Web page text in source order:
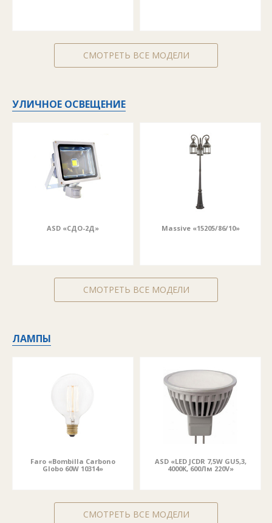
СМОТРЕТЬ ВСЕ МОДЕЛИ
УЛИЧНОЕ ОСВЕЩЕНИЕ
ASD «СДО-2Д» Massive «15205/86/10»
СМОТРЕТЬ ВСЕ МОДЕЛИ
ЛАМПЫ
Faro «Bombilla Carbono
Globo 60W 10314»
ASD «LED JCDR 7,5W GU5,3,
4000K, 600Лм 220V»
СМОТРЕТЬ ВСЕ МОДЕЛИ